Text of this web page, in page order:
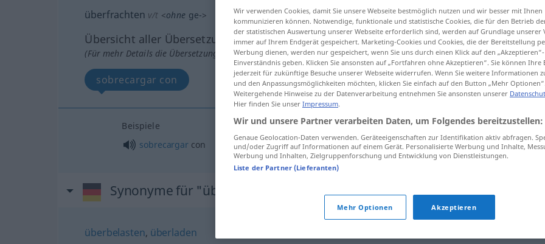
überfrachten v/t <ohne ge->
Übersicht aller Übersetzungen
(Für mehr Details die Übersetzung anklicken/antippen)
sobrecargar con
Beispiele
sobrecargarcon überfrachten mit
Synonyme für "überfrachten"
überbelasten, überladen
Wir verwenden Cookies, damit Sie unsere Webseite bestmöglich nutzen und wir besser mit Ihnen
kommunizieren können. Notwendige, funktionale und statistische Cookies, die für den Betrieb
der statistischen Auswertung unserer Webseite erforderlich sind, werden auf Grundlage unserer
immer auf Ihrem Endgerät gespeichert. Marketing-Cookies und Cookies, die der Bereitstellung
Werbung dienen, werden nur gespeichert, wenn Sie uns durch einen Klick auf den
Einverständnis geben. Klicken Sie ansonsten auf „Fortfahren ohne Akzeptieren“. Sie können
jederzeit für zukünftige Besuche unserer Webseite widerrufen. Wenn Sie weitere Informationen
und den Anpassungsmöglichkeiten möchten, klicken Sie einfach auf den Button „Mehr
Weitergehende Hinweise zu der Datenverarbeitung entnehmen Sie ansonsten unserer
Hier finden Sie unser Impressum.
Wir und unsere Partner verarbeiten Daten, um Folgendes bereitzustellen:
Genaue Geolocation-Daten verwenden. Geräteeigenschaften zur Identifikation aktiv abfragen.
und/oder Zugriff auf Informationen auf einem Gerät. Personalisierte Werbung und Inhalte,
Werbung und Inhalten, Zielgruppenforschung und Entwicklung von Dienstleistungen.
Liste der Partner (Lieferanten)
Mehr Optionen Akzeptieren